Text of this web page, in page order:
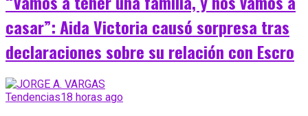
casar”: Aida Victoria causó sorpresa tras
declaraciones sobre su relación con Escro
Tendencias18 horas ago